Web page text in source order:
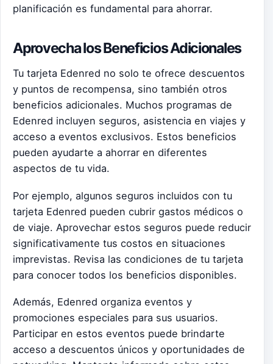
planificación es fundamental para ahorrar.
Aprovecha los Beneficios Adicionales
Tu tarjeta Edenred no solo te ofrece descuentos
y puntos de recompensa, sino también otros
beneficios adicionales. Muchos programas de
Edenred incluyen seguros, asistencia en viajes y
acceso a eventos exclusivos. Estos beneficios
pueden ayudarte a ahorrar en diferentes
aspectos de tu vida.
Por ejemplo, algunos seguros incluidos con tu
tarjeta Edenred pueden cubrir gastos médicos o
de viaje. Aprovechar estos seguros puede reducir
significativamente tus costos en situaciones
imprevistas. Revisa las condiciones de tu tarjeta
para conocer todos los beneficios disponibles.
Además, Edenred organiza eventos y
promociones especiales para sus usuarios.
Participar en estos eventos puede brindarte
acceso a descuentos únicos y oportunidades de